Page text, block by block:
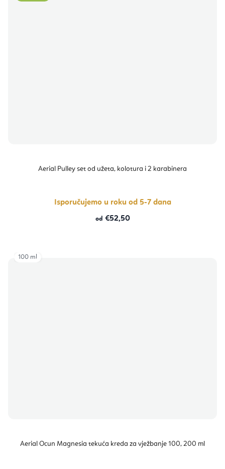
Aerial Pulley set od užeta, kolotura i 2 karabinera
Isporučujemo u roku od 5-7 dana
od €52,50
Aerial Ocun Magnesia tekuća kreda za vježbanje 100, 200 ml
100 ml